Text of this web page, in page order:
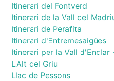
Itinerari del Fontverd
Itinerari de la Vall del
Itinerari de Perafita
Itinerari d'Entremesaigües
Itinerari per la Vall d'Enclar
L'Alt del Griu
Llac de Pessons